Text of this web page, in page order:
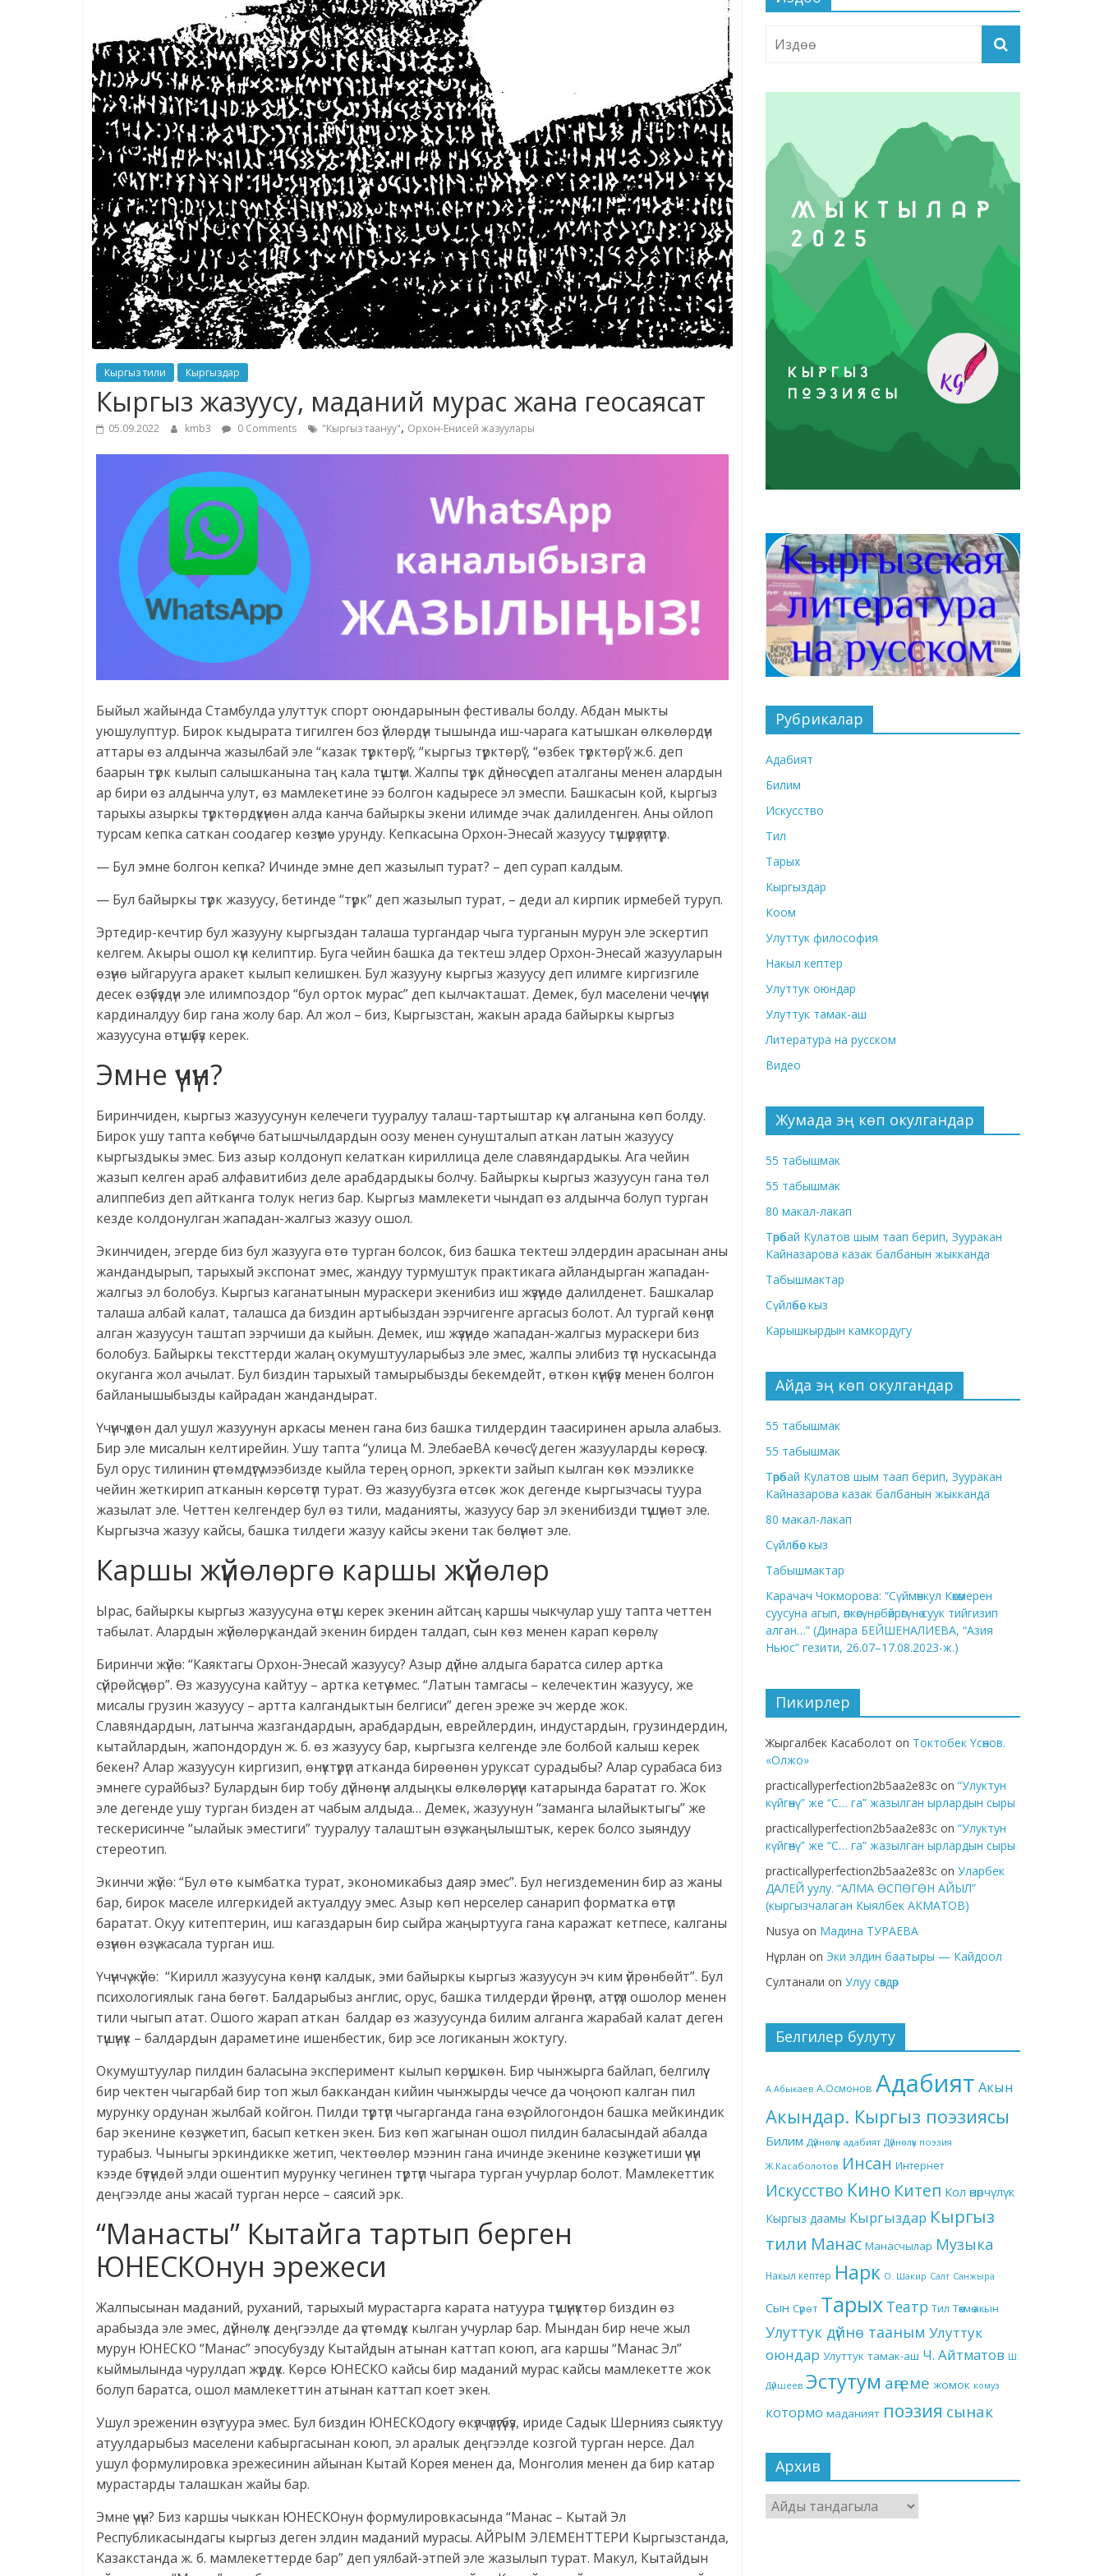
Кыргыз тили Кыргыздар
Кыргыз жазуусу, маданий мурас жана геосаясат
05.09.2022 kmb3 0 Comments "Кыргыз таануу", Орхон-Енисей жазуулары
Быйыл жайында Стамбулда улуттук спорт оюндарынын фестивалы болду. Абдан мыкты
уюшулуптур. Бирок кыдырата тигилген боз үйлөрдүн тышында иш-чарага катышкан өлкөлөрдүн
аттары өз алдынча жазылбай эле “казак түрктөрү”, “кыргыз түрктөрү”, “өзбек түрктөрү” ж.б. деп
баарын түрк кылып салышканына таң кала түштүм. Жалпы түрк дүйнөсү деп аталганы менен алардын
ар бири өз алдынча улут, өз мамлекетине ээ болгон кадыресе эл эмеспи. Башкасын кой, кыргыз
тарыхы азыркы түрктөрдүкүнөн алда канча байыркы экени илимде эчак далилденген. Аны ойлоп
турсам кепка саткан соодагер көзүмө урунду. Кепкасына Орхон-Энесай жазуусу түшүрүлүптүр.
— Бул эмне болгон кепка? Ичинде эмне деп жазылып турат? – деп сурап калдым.
— Бул байыркы түрк жазуусу, бетинде “түрк” деп жазылып турат, – деди ал кирпик ирмебей туруп.
Эртедир-кечтир бул жазууну кыргыздан талаша тургандар чыга турганын мурун эле эскертип
келгем. Акыры ошол күн келиптир. Буга чейин башка да тектеш элдер Орхон-Энесай жазууларын
өзүнө ыйгарууга аракет кылып келишкен. Бул жазууну кыргыз жазуусу деп илимге киргизгиле
десек өзүбүздүн эле илимпоздор “бул орток мурас” деп кылчакташат. Демек, бул маселени чечүүнүн
кардиналдуу бир гана жолу бар. Ал жол – биз, Кыргызстан, жакын арада байыркы кыргыз
жазуусуна өтүшүбүз керек.
Эмне үчүн?
Биринчиден, кыргыз жазуусунун келечеги тууралуу талаш-тартыштар күч алганына көп болду.
Бирок ушу тапта көбүнчө батышчылдардын оозу менен сунушталып аткан латын жазуусу
кыргыздыкы эмес. Биз азыр колдонуп келаткан кириллица деле славяндардыкы. Ага чейин
жазып келген араб алфавитибиз деле арабдардыкы болчу. Байыркы кыргыз жазуусун гана төл
алиппебиз деп айтканга толук негиз бар. Кыргыз мамлекети чындап өз алдынча болуп турган
кезде колдонулган жападан-жалгыз жазуу ошол.
Экинчиден, эгерде биз бул жазууга өтө турган болсок, биз башка тектеш элдердин арасынан аны
жандандырып, тарыхый экспонат эмес, жандуу турмуштук практикага айландырган жападан-
жалгыз эл болобуз. Кыргыз каганатынын мураскери экенибиз иш жүзүндө далилденет. Башкалар
талаша албай калат, талашса да биздин артыбыздан ээрчигенге аргасыз болот. Ал тургай көнүп
алган жазуусун таштап ээрчиши да кыйын. Демек, иш жүзүндө жападан-жалгыз мураскери биз
болобуз. Байыркы тексттерди жалаң окумуштууларыбыз эле эмес, жалпы элибиз түп нускасында
окуганга жол ачылат. Бул биздин тарыхый тамырыбызды бекемдейт, өткөн күнүбүз менен болгон
байланышыбызды кайрадан жандандырат.
Үчүнчүдөн дал ушул жазуунун аркасы менен гана биз башка тилдердин таасиринен арыла алабыз.
Бир эле мисалын келтирейин. Ушу тапта “улица М. ЭлебаеВА көчөсү” деген жазууларды көрөсүз.
Бул орус тилинин үстөмдүгү мээбизде кыйла терең орноп, эркекти зайып кылган көк мээликке
чейин жеткирип атканын көрсөтүп турат. Өз жазуубузга өтсөк жок дегенде кыргызчасы туура
жазылат эле. Четтен келгендер бул өз тили, маданияты, жазуусу бар эл экенибизди түшүнөт эле.
Кыргызча жазуу кайсы, башка тилдеги жазуу кайсы экени так бөлүнөт эле.
Каршы жүйөлөргө каршы жүйөлөр
Ырас, байыркы кыргыз жазуусуна өтүш керек экенин айтсаң каршы чыкчулар ушу тапта четтен
табылат. Алардын жүйөлөрү кандай экенин бирден талдап, сын көз менен карап көрөлү.
Биринчи жүйө: “Каяктагы Орхон-Энесай жазуусу? Азыр дүйнө алдыга баратса силер артка
сүйрөйсүңөр”. Өз жазуусуна кайтуу – артка кетүү эмес. “Латын тамгасы – келечектин жазуусу, же
мисалы грузин жазуусу – артта калгандыктын белгиси” деген эреже эч жерде жок.
Славяндардын, латынча жазгандардын, арабдардын, еврейлердин, индустардын, грузиндердин,
кытайлардын, жапондордун ж. б. өз жазуусу бар, кыргызга келгенде эле болбой калыш керек
бекен? Алар жазуусун киргизип, өнүктүрүп атканда бирөөнөн уруксат сурадыбы? Алар сурабаса биз
эмнеге сурайбыз? Булардын бир тобу дүйнөнүн алдыңкы өлкөлөрүнүн катарында баратат го. Жок
эле дегенде ушу турган бизден ат чабым алдыда… Демек, жазуунун “заманга ылайыктыгы” же
тескерисинче “ылайык эместиги” тууралуу талаштын өзү жаңылыштык, керек болсо зыяндуу
стереотип.
Экинчи жүйө: “Бул өтө кымбатка турат, экономикабыз даяр эмес”. Бул негиздеменин бир аз жаны
бар, бирок маселе илгеркидей актуалдуу эмес. Азыр көп нерселер санарип форматка өтүп
баратат. Окуу китептерин, иш кагаздарын бир сыйра жаңыртууга гана каражат кетпесе, калганы
өзүнөн өзү жасала турган иш.
Үчүнчү жүйө: “Кирилл жазуусуна көнүп калдык, эми байыркы кыргыз жазуусун эч ким үйрөнбөйт”. Бул
психологиялык гана бөгөт. Балдарыбыз англис, орус, башка тилдерди үйрөнүп, атүгүл ошолор менен
тили чыгып атат. Ошого жарап аткан балдар өз жазуусунда билим алганга жарабай калат деген
түшүнүк – балдардын дараметине ишенбестик, бир эсе логиканын жоктугу.
Окумуштуулар пилдин баласына эксперимент кылып көрүшкөн. Бир чынжырга байлап, белгилүү
бир чектен чыгарбай бир топ жыл баккандан кийин чынжырды чечсе да чоңоюп калган пил
мурунку ордунан жылбай койгон. Пилди түртүп чыгарганда гана өзү ойлогондон башка мейкиндик
бар экенине көзү жетип, басып кеткен экен. Биз көп жагынан ошол пилдин баласындай абалда
турабыз. Чыныгы эркиндикке жетип, чектөөлөр мээнин гана ичинде экенине көзү жетиши үчүн
кээде бүтүндөй элди ошентип мурунку чегинен түртүп чыгара турган учурлар болот. Мамлекеттик
деңгээлде аны жасай турган нерсе – саясий эрк.
“Манасты” Кытайга тартып берген
ЮНЕСКОнун эрежеси
Жалпысынан маданий, руханий, тарыхый мурастарга карата натуура түшүнүктөр биздин өз
арабызда эле эмес, дүйнөлүк деңгээлде да үстөмдүк кылган учурлар бар. Мындан бир нече жыл
мурун ЮНЕСКО “Манас” эпосубузду Кытайдын атынан каттап коюп, ага каршы “Манас Эл”
кыймылында чурулдап жүрдүк. Көрсө ЮНЕСКО кайсы бир маданий мурас кайсы мамлекетте жок
болуп баратса, ошол мамлекеттин атынан каттап коет экен.
Ушул эреженин өзү туура эмес. Бул биздин ЮНЕСКОдогу өкүлчүлүгүбүз, ириде Садык Шернияз сыяктуу
атуулдарыбыз маселени кабыргасынан коюп, эл аралык деңгээлде козгой турган нерсе. Дал
ушул формулировка эрежесинин айынан Кытай Корея менен да, Монголия менен да бир катар
мурастарды талашкан жайы бар.
Эмне үчүн? Биз каршы чыккан ЮНЕСКОнун формулировкасында “Манас – Кытай Эл
Республикасындагы кыргыз деген элдин маданий мурасы. АЙРЫМ ЭЛЕМЕНТТЕРИ Кыргызстанда,
Казакстанда ж. б. мамлекеттерде бар” деп уялбай-этпей эле жазылып турат. Макул, Кытайдын
Рубрикалар
Адабият
Билим
Искусство
Тил
Тарых
Кыргыздар
Коом
Улуттук философия
Накыл кептер
Улуттук оюндар
Улуттук тамак-аш
Литература на русском
Видео
Жумада эң көп окулгандар
55 табышмак
55 табышмак
80 макал-лакап
Төрөбай Кулатов шым таап берип, Зууракан
Кайназарова казак балбанын жыкканда
Табышмактар
Сүйлөбөс кыз
Карышкырдын камкордугу
Айда эң көп окулгандар
55 табышмак
55 табышмак
Төрөбай Кулатов шым таап берип, Зууракан
Кайназарова казак балбанын жыкканда
80 макал-лакап
Сүйлөбөс кыз
Табышмактар
Карачач Чокморова: “Сүймөнкул Көкөмерен
суусуна агып, өпкөсүнө, бөйрөгүнө суук тийгизип
алган…” (Динара БЕЙШЕНАЛИЕВА, “Азия
Ньюс” гезити, 26.07–17.08.2023-ж.)
Пикирлер
Жыргалбек Касаболот on Токтобек Үсөнов.
«Олжо»
practicallyperfection2b5aa2e83c on “Улуктун
күйгөнү” же “С… га” жазылган ырлардын сыры
practicallyperfection2b5aa2e83c on “Улуктун
күйгөнү” же “С… га” жазылган ырлардын сыры
practicallyperfection2b5aa2e83c on Уларбек
ДАЛЕЙ уулу. “АЛМА ӨСПӨГӨН АЙЫЛ”
(кыргызчалаган Кыялбек АКМАТОВ)
Nusya on Мадина ТУРАЕВА
Нұрлан on Эки элдин баатыры — Кайдоол
Султанали on Улуу сөздөр
Белгилер булуту
А.Абыкаев А.Осмонов Адабият Акын
Акындар. Кыргыз поэзиясы
Билим Дүйнөлүк адабият Дүйнөлүк поэзия
Ж.Касаболотов Инсан Интернет
Искусство Кино Китеп Кол өнөрчүлүк
Кыргыз даамы Кыргыздар Кыргыз
тили Манас Манасчылар Музыка
Накыл кептер Нарк О. Шакир Салт Санжыра
Сын Сүрөт Тарых Театр Тил Төкмө акын
Улуттук дүйнө тааным Улуттук
оюндар Улуттук тамак-аш Ч. Айтматов Ш.
Дүйшеев Эстутум аңгеме жомок комуз
котормо маданият поэзия сынак
Архив
Архив